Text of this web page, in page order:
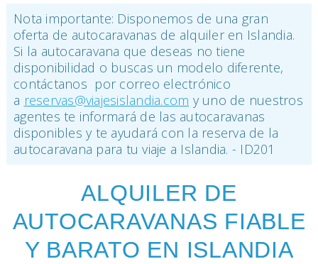
Nota importante: Disponemos de una gran
oferta de autocaravanas de alquiler en Islandia.
Si la autocaravana que deseas no tiene
disponibilidad o buscas un modelo diferente,
contáctanos por correo electrónico
a reservas@viajesislandia.com y uno de nuestros
agentes te informará de las autocaravanas
disponibles y te ayudará con la reserva de la
autocaravana para tu viaje a Islandia. - ID201
ALQUILER DE
AUTOCARAVANAS FIABLE
Y BARATO EN ISLANDIA